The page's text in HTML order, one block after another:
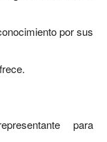
por sus
para